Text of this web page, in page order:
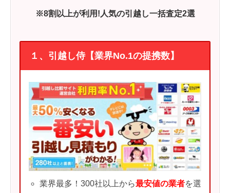
※8割以上が利用!人気の引越し一括査定2選
１、引越し侍【業界No.1の提携数】
業界最多！300社以上から最安値の業者を選